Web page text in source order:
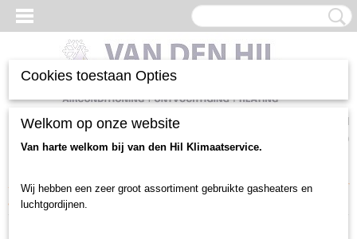
Inloggen Registreren
(0)
Home >Bouwdrogers / Ventilatoren>Bouwdrogers gebruikt>Bouwdroger
gebruikt>Dryfast DH150 / Trotec TTK1500 Bouwdroger (3075)
Cookies toestaan Opties
Welkom op onze website
Van harte welkom bij van den Hil Klimaatservice.
Wij hebben een zeer groot assortiment gebruikte gasheaters en
luchtgordijnen.